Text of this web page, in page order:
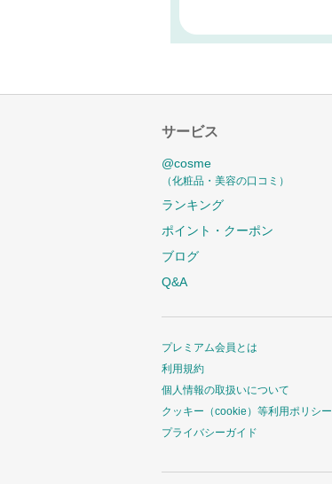
サービス
@cosme
（化粧品・美容の口コミ）
ランキング
ポイント・クーポン
ブログ
Q&A
プレミアム会員とは
利用規約
個人情報の取扱いについて
クッキー（cookie）等利用ポリシー
プライバシーガイド